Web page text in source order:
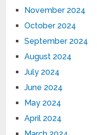
November 2024
October 2024
September 2024
August 2024
July 2024
June 2024
May 2024
April 2024